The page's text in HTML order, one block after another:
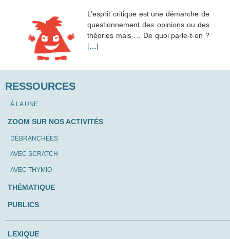
L’esprit critique est une démarche de
questionnement des opinions ou des
théories mais … De quoi parle-t-on ?
[…]
RESSOURCES
À LA UNE
ZOOM SUR NOS ACTIVITÉS
DÉBRANCHÉES
AVEC SCRATCH
AVEC THYMIO
THÉMATIQUE
PUBLICS
LEXIQUE